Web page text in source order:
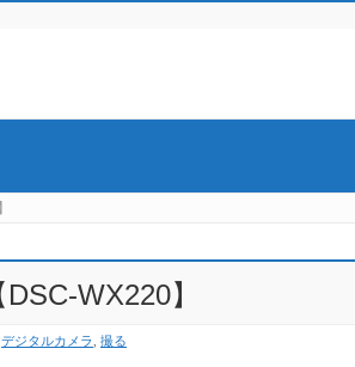
WX220】
デジタルカメラ 撮る